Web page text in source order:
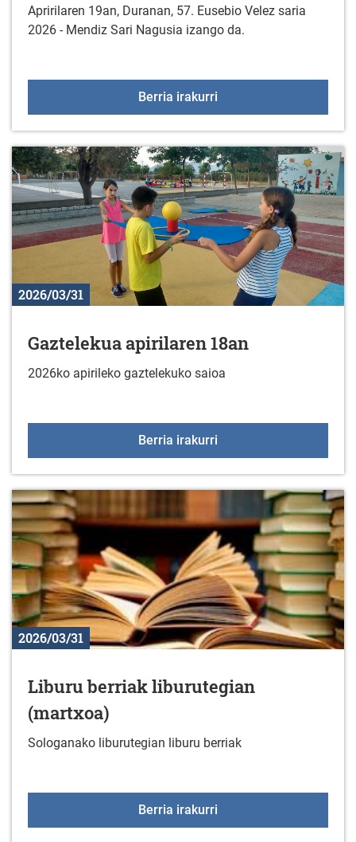
Apririlaren 19an, Duranan, 57. Eusebio Velez saria
2026 - Mendiz Sari Nagusia izango da.
Berria irakurri
2026/03/31
Gaztelekua apirilaren 18an
2026ko apirileko gaztelekuko saioa
Berria irakurri
2026/03/31
Liburu berriak liburutegian
(martxoa)
Sologanako liburutegian liburu berriak
Berria irakurri